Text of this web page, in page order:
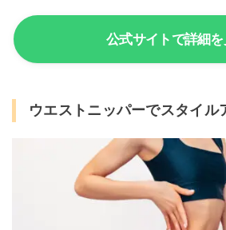
公式サイトで詳細
ウエストニッパーでスタイル